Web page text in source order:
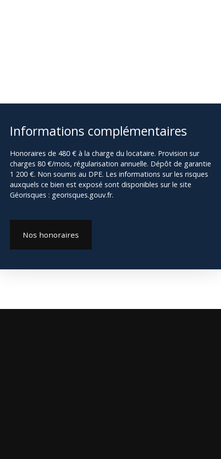
Informations complémentaires
Honoraires de 480 € à la charge du locataire. Provision sur
charges 80 €/mois, régularisation annuelle. Dépôt de garantie
1 200 €. Non soumis au DPE. Les informations sur les risques
auxquels ce bien est exposé sont disponibles sur le site
Géorisques : georisques.gouv.fr.
Nos honoraires